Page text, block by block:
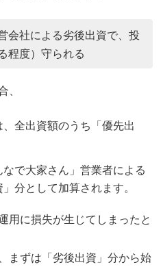
会社による劣後出資で、投
程度）守られる
、
全出資額のうち「優先出
で大家さん」営業者による
分として加算されます。
用に損失が生じてしまったと
まずは「劣後出資」分から始